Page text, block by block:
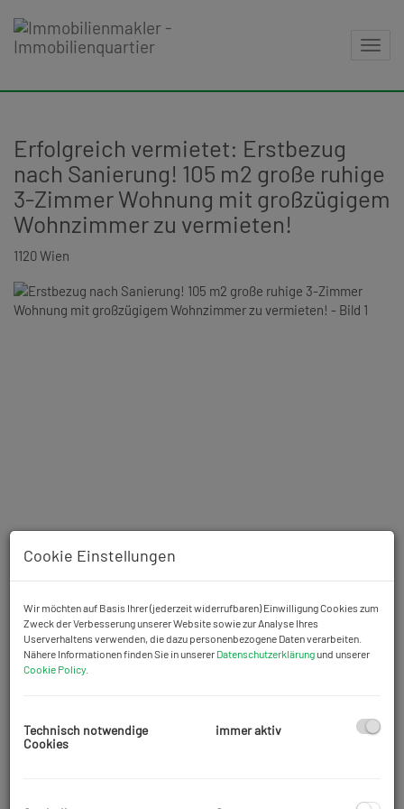
Erfolgreich vermietet: Erstbezug
nach Sanierung! 105 m2 große ruhige
3-Zimmer Wohnung mit großzügigem
Wohnzimmer zu vermieten!
1120 Wien
Beschreibung
Cookie Einstellungen
Wir möchten auf Basis Ihrer (jederzeit widerrufbaren) Einwilligung Cookies zum
Zweck der Verbesserung unserer Website sowie zur Analyse Ihres
Userverhaltens verwenden, die dazu personenbezogene Daten verarbeiten.
Nähere Informationen finden Sie in unserer Datenschutzerklärungund unserer
Cookie Policy
Technisch notwendige
Cookies
immer aktiv